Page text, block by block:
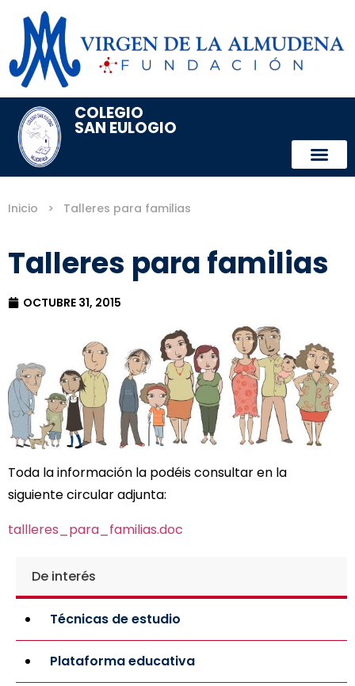
COLEGIO
SAN EULOGIO
Inicio > Talleres para familias
Talleres para familias
OCTUBRE 31, 2015
Toda la información la podéis consultar en la
siguiente circular adjunta:
tallleres_para_familias.doc
De interés
Técnicas de estudio
Plataforma educativa